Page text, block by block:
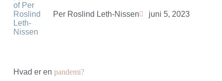
Per Roslind Leth-Nissen juni 5, 2023
Hvad er en pandemi?